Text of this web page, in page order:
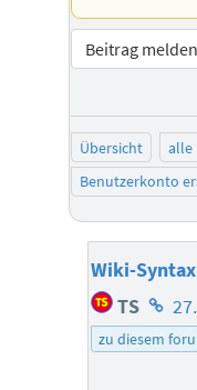
Beitrag melden
Übersicht alle
Benutzerkonto
Wiki-Syntax
TS
des
zu diesem